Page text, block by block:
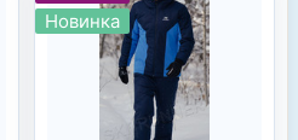
Новинка